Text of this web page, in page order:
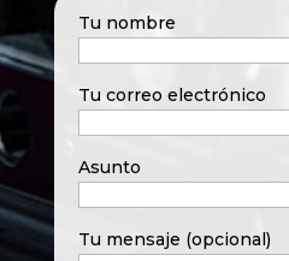
Tu nombre
Tu correo electrónico
Asunto
Tu mensaje (opcional)